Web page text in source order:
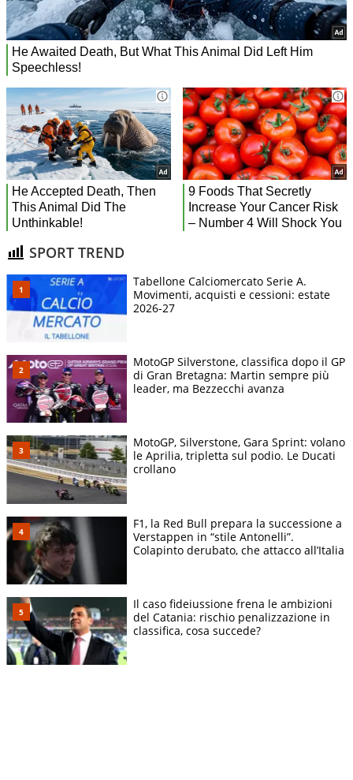
SPORT TREND
Tabellone Calciomercato Serie A.
Movimenti, acquisti e cessioni: estate
2026-27
MotoGP Silverstone, classifica dopo il GP
di Gran Bretagna: Martin sempre più
leader, ma Bezzecchi avanza
MotoGP, Silverstone, Gara Sprint: volano
le Aprilia, tripletta sul podio. Le Ducati
crollano
F1, la Red Bull prepara la successione a
Verstappen in “stile Antonelli”.
Colapinto derubato, che attacco all’Italia
Il caso fideiussione frena le ambizioni
del Catania: rischio penalizzazione in
classifica, cosa succede?